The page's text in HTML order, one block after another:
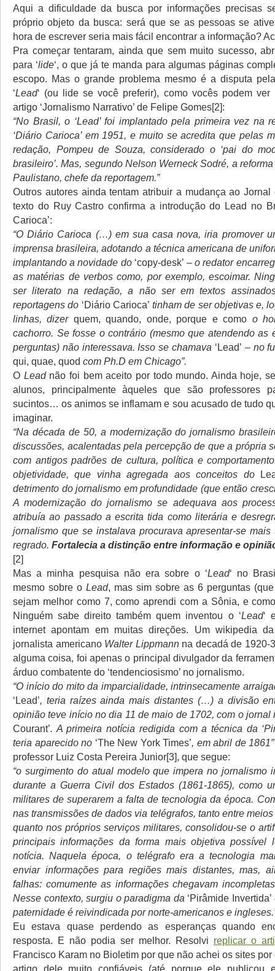
Aqui a dificuldade da busca por informações precisas
próprio objeto da busca: será que se as pessoas se
hora de escrever seria mais fácil encontrar a informação?
Pra começar tentaram, ainda que sem muito sucesso,
para ‘lide‘, o que já te manda para algumas páginas
escopo. Mas o grande problema mesmo é a disputa
‘Lead‘ (ou lide se você preferir), como vocês podem ver
artigo ‘Jornalismo Narrativo’ de Felipe Gomes[2]:
“No Brasil, o ‘Lead’ foi implantado pela primeira vez na
‘Diário Carioca’ em 1951, e muito se acredita que pelas
redação, Pompeu de Souza, considerado o ‘pai do
brasileiro’. Mas, segundo Nelson Werneck Sodré, a
Paulistano, chefe da reportagem.”
Outros autores ainda tentam atribuir a mudança ao
texto do Ruy Castro confirma a introdução do Lead no
Carioca’:
“O Diário Carioca (…) em sua casa nova, iria promover
imprensa brasileira, adotando a técnica americana de
implantando a novidade do ‘copy-desk’ – o redator
as matérias de verbos como, por exemplo, escoimar.
ser literato na redação, a não ser em textos
reportagens do ‘Diário Carioca’ tinham de ser objetivas e,
linhas, dizer quem, quando, onde, porque e como o
cachorro. Se fosse o contrário (mesmo que atendendo as
perguntas) não interessava. Isso se chamava ‘Lead’ – no
qui, quae, quod com Ph.D em Chicago”.
O Leadnão foi bem aceito por todo mundo. Ainda hoje,
alunos, principalmente àqueles que são professores
sucintos… os animos se inflamam e sou acusado de tudo
imaginar.
“Na década de 50, a modernização do jornalismo
discussões, acalentadas pela percepção de que a própria
com antigos padrões de cultura, política e
objetividade, que vinha agregada aos conceitos do
detrimento do jornalismo em profundidade (que então
A modernização do jornalismo se adequava aos
atribuía ao passado a escrita tida como literária e
jornalismo que se instalava procurava apresentar-se
regrado. Fortalecia a distinção entre informação e
[2]
Mas a minha pesquisa não era sobre o ‘Lead‘ no
mesmo sobre o Lead, mas sim sobre as 6 perguntas
sejam melhor como 7, como aprendi com a Sônia, e
Ninguém sabe direito também quem inventou o ‘Lead‘
internet apontam em muitas direções. Um wikipedia
jornalista americano Walter Lippmannna decadá de 1920-
alguma coisa, foi apenas o principal divulgador da
árduo combatente do ‘tendenciosismo’ no jornalismo.
“O início do mito da imparcialidade, intrinsecamente
‘Lead’, teria raízes ainda mais distantes (…) a divisão
opinião teve início no dia 11 de maio de 1702, com o
Courant’. A primeira notícia redigida com a técnica da
teria aparecido no ‘The New York Times’, em abril de 1861″
professor Luiz Costa Pereira Junior[3], que segue:
“o surgimento do atual modelo que impera no jornalismo
durante a Guerra Civil dos Estados (1861-1865), como
militares de superarem a falta de tecnologia da época.
nas transmissões de dados via telégrafos, tanto entre
quanto nos próprios serviços militares, consolidou-se o
principais informações da forma mais objetiva possível
notícia. Naquela época, o telégrafo era a tecnologia
enviar informações para regiões mais distantes, mas,
falhas: comumente as informações chegavam
Nesse contexto, surgiu o paradigma da ‘Pirâmide Invertida’
paternidade é reivindicada por norte-americanos e
Eu estava quase perdendo as esperanças quando
resposta. E não podia ser melhor. Resolvi replicar o
Francisco Karam no Bioletim por que não achei os sites
artigo dele muito confiáveis (até porque ele publicou